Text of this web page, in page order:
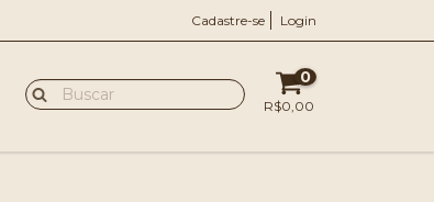
Cadastre-se Login
0
R$0,00